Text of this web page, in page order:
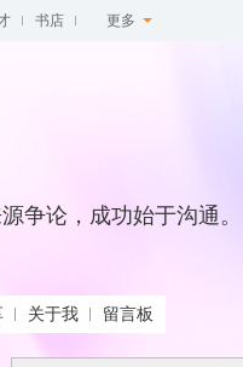
书店 更多
争论，成功始于沟通
关于我 留言板